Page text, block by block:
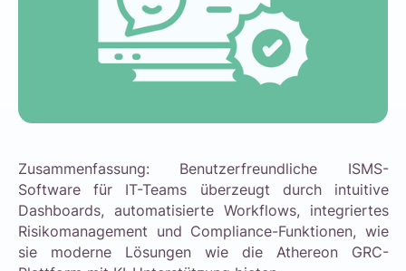
Zusammenfassung: Benutzerfreundliche ISMS-
Software für IT-Teams überzeugt durch intuitive
Dashboards, automatisierte Workflows, integriertes
Risikomanagement und Compliance-Funktionen, wie
sie moderne Lösungen wie die Athereon GRC-